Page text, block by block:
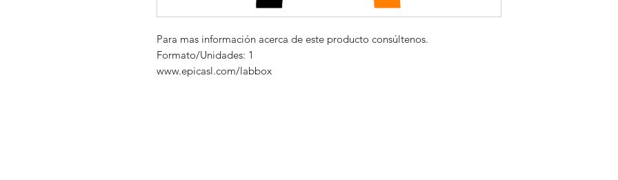
Para mas información acerca de este producto consúltenos.
Formato/Unidades: 1
www.epicasl.com/labbox